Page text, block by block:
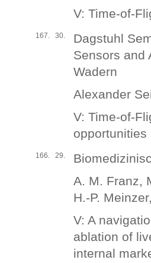
V: Time-of-
167. 30.
Dagstuhl
Sensors and
Wadern
Alexander
V: Time-of-
166. 29.
A. M. Franz,
H.-P.
V: A
ablation of
internal